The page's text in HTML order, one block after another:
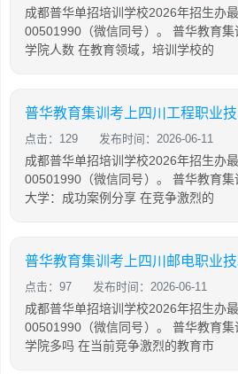
成都普华单招培训学校2026年招生办
00501990（微信同号）。 普华教育
学院人数 在教育领域，培训学校的
普华教育集训考上四川工程职业
点击：129 发布时间：2026-06-11
成都普华单招培训学校2026年招生办
00501990（微信同号）。 普华教育
大学：成功案例分享 在竞争激烈的
普华教育集训考上四川邮电职业
点击：97 发布时间：2026-06-11
成都普华单招培训学校2026年招生办
00501990（微信同号）。 普华教育
学院多吗 在当前竞争激烈的教育市